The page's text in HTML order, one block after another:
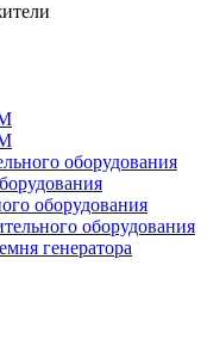
оборудования
оборудования
оборудования
генератора